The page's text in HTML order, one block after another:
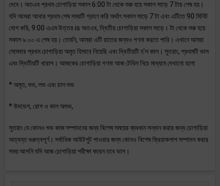
দেবে। অতএব প্রথম চোগাড়িয়া সকাল 6:00 টা থেকে শুরু হয়ে সকাল সাড়ে 7 টায় শেষ হয়।
যদি আমরা আবার প্রথম শেষ সময়টি গ্রহণ করি অর্থাৎ সকাল সাড়ে 7 টা এবং এটিতে 90 মিনিট
যোগ করি, 9:00 এএম উত্তর is অতএব, দ্বিতীয় চোগাড়িয়া সকাল সাড়ে। টা থেকে শুরু হয়ে
সকাল ৯:০০ এ শেষ হয়। তেমনি, আমরা এটি রাতের জন্যও গণনা করতে পারি। এখানে আমরা
সোমবার প্রথম চোগাড়িয়া অমৃত হিসাবে নিয়েছি এবং দ্বিতীয়টি হ'ল কাল। সুতরাং, প্রথমটি ভাল
এবং দ্বিতীয়টি খারাপ। আজকের চোগাড়িয়া গণনা আজ টেবিল নিচে মাধ্যমে দেখানো হলো
* অমৃত, শুভ, লভ এবং চাল শুভ
* উদভেগ, রোগ ও কাল অশুভ,
সুতরাং যে কোনও শুভ কাজ সম্পাদনের জন্য বিশেষ সময়ের ব্যবধান সন্ধান করার জন্য চোগাড়িয়া
অত্যন্ত গুরুত্বপূর্ণ। সর্বাধিক আউটপুট পাওয়ার জন্য কোনও বিশেষ ক্রিয়াকলাপ সম্পাদন করার
সময় আপনি যদি আজ চোগাড়িয়া পরীক্ষা করেন তবে ভাল।